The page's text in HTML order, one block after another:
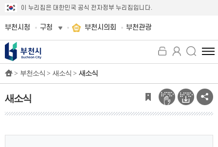
이 누리집은 대한민국 공식 전자정부 누리집입니다.
부천시청 구청 부천시의회 부천관광
전
체
뉴
보
기
> 부천소식 > 새소식 > 새소식
새소식